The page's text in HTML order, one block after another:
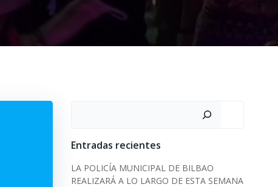
Entradas recientes
LA POLICÍA MUNICIPAL DE BILBAO
REALIZARÁ A LO LARGO DE ESTA SEMANA